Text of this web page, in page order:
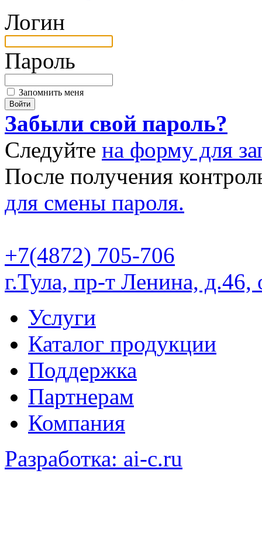
Логин
Пароль
Запомнить меня
Забыли свой пароль?
Следуйте на форму для
После получения
для смены пароля.
+7(4872) 705-706
г.Тула, пр-т Ленина, д.46,
Услуги
Каталог продукции
Поддержка
Партнерам
Компания
Разработка: ai-c.ru